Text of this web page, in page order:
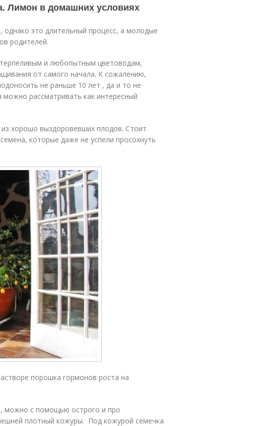
Лимон в домашних условиях
это длительный процесс, а молодые
родителей.
и любопытным цветоводам,
от самого начала. К сожалению,
не раньше 10 лет , да и то не
рассматривать как интересный
хорошо выздоровевших плодов. Стоит
которые даже не успели просохнуть
порошка гормонов роста на
можно с помощью острого и про
плотный кожуры. Под кожурой семечка